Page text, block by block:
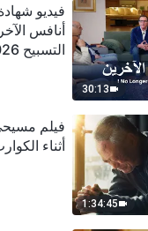
30:13
فيديو
أنافس
التسبيح 2026
1:34:45
فيلم
أثناء